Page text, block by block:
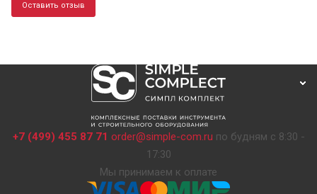
Оставить отзыв
+7 (499) 455 87 71 order@simple-com.ru по будням с 8:30 -
17:30
Мы принимаем к оплате